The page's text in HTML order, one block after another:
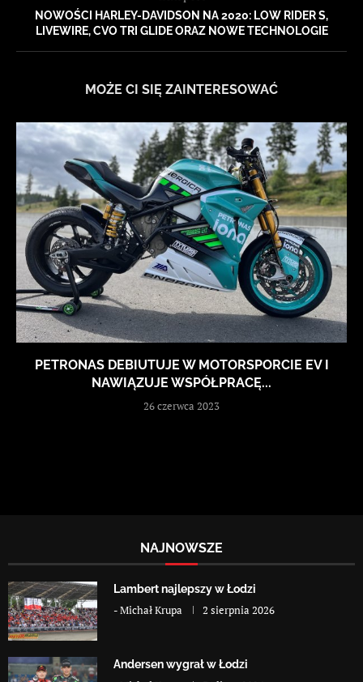
NOWOŚCI HARLEY-DAVIDSON NA 2020: LOW RIDER S,
LIVEWIRE, CVO TRI GLIDE ORAZ NOWE TECHNOLOGIE
MOŻE CI SIĘ ZAINTERESOWAĆ
PETRONAS DEBIUTUJE W MOTORSPORCIE EV I
NAWIĄZUJE WSPÓŁPRACĘ...
26 czerwca 2023
NAJNOWSZE
Lambert najlepszy w Łodzi
-Michał Krupa 2 sierpnia 2026
Andersen wygrał w Łodzi